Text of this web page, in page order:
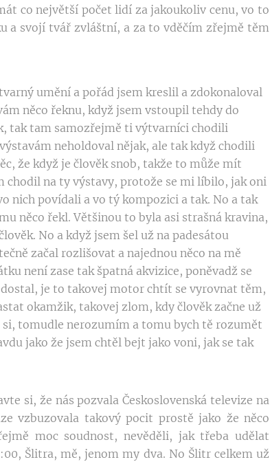
co největší počet lidí za jakoukoliv cenu, vo to
a svojí tvář zvláštní, a za to vděčím zřejmě těm
umění a pořád jsem kreslil a zdokonaloval
něco řeknu, když jsem vstoupil tehdy do
tak tam samozřejmě ti výtvarníci chodili
neholdoval nějak, ale tak když chodili
že když je člověk snob, takže to může mít
chodil na ty výstavy, protože se mi líbilo, jak oni
nich povídali a vo tý kompozici a tak. No a tak
něco řekl. Většinou to byla asi strašná kravina,
No a když jsem šel už na padesátou
začal rozlišovat a najednou něco na mě
není zase tak špatná akvizice, poněvadž se
je to takovej motor chtít se vyrovnat těm,
okamžik, takovej zlom, kdy člověk začne už
tomudle nerozumím a tomu bych tě rozumět
jako že jsem chtěl bejt jako voni, jak se tak
si, že nás pozvala Československá televize na
vzbuzovala takový pocit prostě jako že něco
moc soudnost, nevěděli, jak třeba udělat
Šlitra, mě, jenom my dva. No Šlitr celkem už